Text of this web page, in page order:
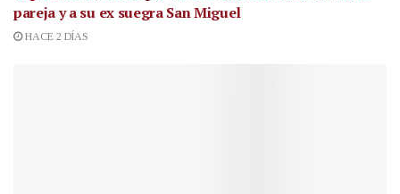
pareja y a su ex suegra San Miguel
HACE 2 DÍAS